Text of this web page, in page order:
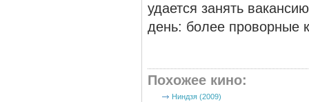
удается занять
день: более проворные
Похожее кино:
Ниндзя (2009)